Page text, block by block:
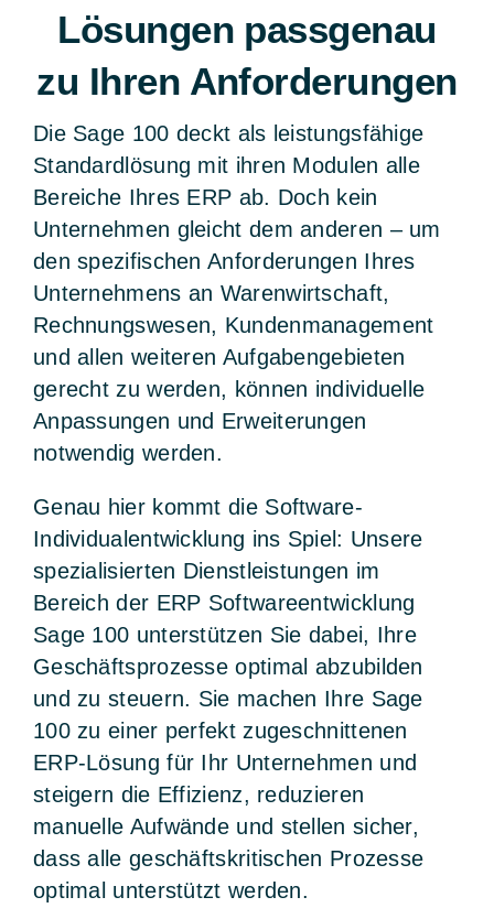
Lösungen passgenau
zu Ihren Anforderungen
Die Sage 100 deckt als leistungsfähige
Standardlösung mit ihren Modulen alle
Bereiche Ihres ERP ab. Doch kein
Unternehmen gleicht dem anderen – um
den spezifischen Anforderungen Ihres
Unternehmens an Warenwirtschaft,
Rechnungswesen, Kundenmanagement
und allen weiteren Aufgabengebieten
gerecht zu werden, können individuelle
Anpassungen und Erweiterungen
notwendig werden.
Genau hier kommt die Software-
Individualentwicklung ins Spiel: Unsere
spezialisierten Dienstleistungen im
Bereich der ERP Softwareentwicklung
Sage 100 unterstützen Sie dabei, Ihre
Geschäftsprozesse optimal abzubilden
und zu steuern. Sie machen Ihre Sage
100 zu einer perfekt zugeschnittenen
ERP-Lösung für Ihr Unternehmen und
steigern die Effizienz, reduzieren
manuelle Aufwände und stellen sicher,
dass alle geschäftskritischen Prozesse
optimal unterstützt werden.